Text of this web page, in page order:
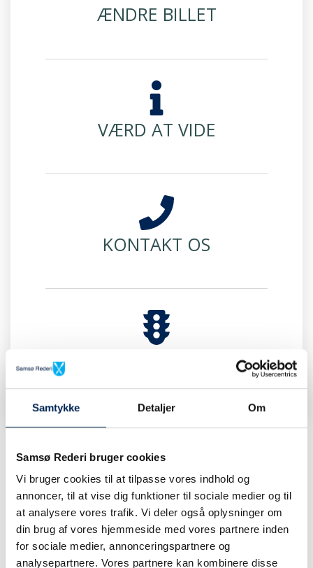
Samtykke Detaljer Om
Samsø Rederi bruger cookies
Vi bruger cookies til at tilpasse vores indhold og
annoncer, til at vise dig funktioner til sociale medier og til
at analysere vores trafik. Vi deler også oplysninger om
din brug af vores hjemmeside med vores partnere inden
for sociale medier, annonceringspartnere og
analysepartnere. Vores partnere kan kombinere disse
ÆNDRE BILLET
VÆRD AT VIDE
KONTAKT OS
TRAFIKINFORMATION